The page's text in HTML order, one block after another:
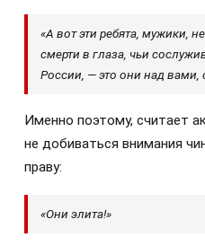
«А вот эти ребята, мужики,
смерти в глаза, чьи
России, — это они над вами,
Именно поэтому, считает
не добиваться внимания
праву:
«Они элита!»